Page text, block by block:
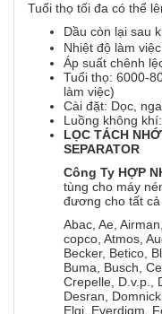
Tuổi thọ tối đa có thể
Dầu còn lại sau
Nhiệt độ làm
Áp suất chênh
Tuổi thọ: 6000-
làm việc)
Cài đặt: Dọc,
Luồng không
LỌC TÁCH
SEPARATOR
Công Ty HỢP
tùng cho máy
đương cho tất
Abac, Ae,
copco, Atmos,
Becker, Betico,
Buma, Busch,
Crepelle, D.v.p.,
Desran,
Elgi, Everdigm,